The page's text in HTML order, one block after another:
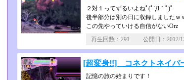
２対１ってずるいよねﾟ(ﾟ´Д｀ﾟ)ﾟ
後半部分は別の日に収録しましたｗ
この先やっていける自信がないOrz
再生回数：291 公開日：
[超変身!!] コネクトネイ
記憶の旅の始まりです！